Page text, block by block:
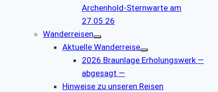
Archenhold-Sternwarte am
27.05.26
Wanderreisen
Aktuelle Wanderreise
2026 Braunlage Erholungswerk —
abgesagt —
Hinweise zu unseren Reisen